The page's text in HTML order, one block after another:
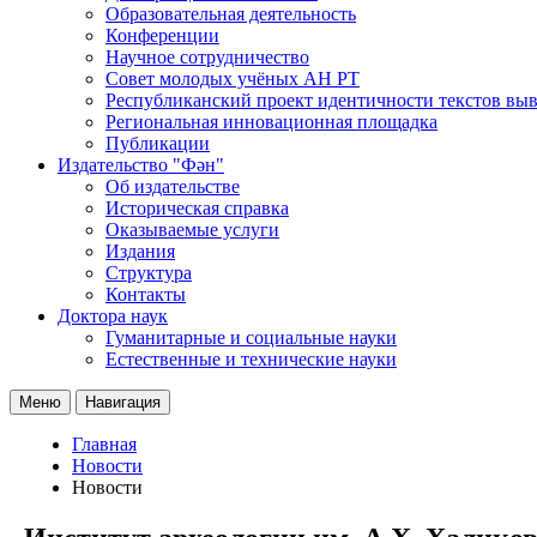
Образовательная деятельность
Конференции
Научное сотрудничество
Совет молодых учёных АН РТ
Республиканский проект идентичности текстов
Региональная инновационная площадка
Публикации
Издательство "Фән"
Об издательстве
Историческая справка
Оказываемые услуги
Издания
Структура
Контакты
Доктора наук
Гуманитарные и социальные науки
Естественные и технические науки
Меню Навигация
Главная
Новости
Новости